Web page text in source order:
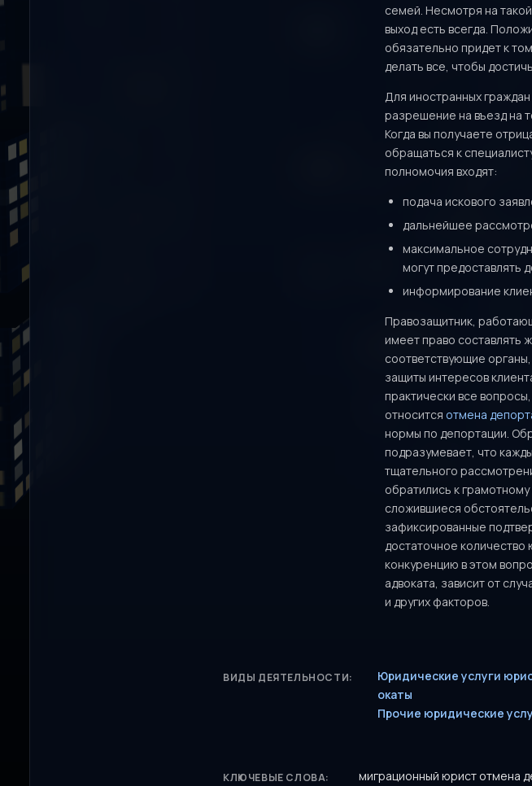
семей. Несмотря на
выход есть всегда.
обязательно придет к
делать все, чтобы
Для иностранных
разрешение на въезд на
Когда вы получаете
обращаться к
полномочия входят:
подача искового
дальнейшее
максимальное
могут предоставлять
информирование
Правозащитник,
имеет право составлять
соответствующие
защиты интересов
практически все
относится отмена
нормы по депортации.
подразумевает, что
тщательного
обратились к
сложившиеся
зафиксированные
достаточное количество
конкуренцию в этом
адвоката, зависит от
и других факторов.
ВИДЫ ДЕЯТЕЛЬНОСТИ:
Юридические услуги
окаты
Прочие юридические
КЛЮЧЕВЫЕ СЛОВА:
миграционный юрист отмена